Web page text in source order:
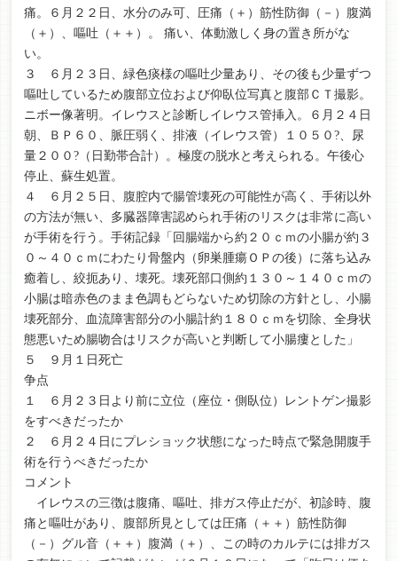
痛。６月２２日、水分のみ可、圧痛（＋）筋性防御（－）腹満
（＋）、嘔吐（＋＋）。 痛い、体動激しく身の置き所がな
い。
３ ６月２３日、緑色痰様の嘔吐少量あり、その後も少量ずつ
嘔吐しているため腹部立位および仰臥位写真と腹部ＣＴ撮影。
ニボー像著明。イレウスと診断しイレウス管挿入。６月２４日
朝、ＢＰ６０、脈圧弱く、排液（イレウス管）１０５０ ?、尿
量２００ ?（日勤帯合計）。極度の脱水と考えられる。午後心
停止、蘇生処置。
４ ６月２５日、腹腔内で腸管壊死の可能性が高く、手術以外
の方法が無い、多臓器障害認められ手術のリスクは非常に高い
が手術を行う。手術記録「回腸端から約２０ｃｍの小腸が約３
０～４０ｃｍにわたり骨盤内（卵巣腫瘍ＯＰの後）に落ち込み
癒着し、絞扼あり、壊死。壊死部口側約１３０～１４０ｃｍの
小腸は暗赤色のまま色調もどらないため切除の方針とし、小腸
壊死部分、血流障害部分の小腸計約１８０ｃｍを切除、全身状
態悪いため腸吻合はリスクが高いと判断して小腸瘻とした」
５ ９月１日死亡
争点
１ ６月２３日より前に立位（座位・側臥位）レントゲン撮影
をすべきだったか
２ ６月２４日にプレショック状態になった時点で緊急開腹手
術を行うべきだったか
コメント
イレウスの三徴は腹痛、嘔吐、排ガス停止だが、初診時、腹
痛と嘔吐があり、腹部所見としては圧痛（＋＋）筋性防御
（－）グル音（＋＋）腹満（＋）、この時のカルテには排ガス